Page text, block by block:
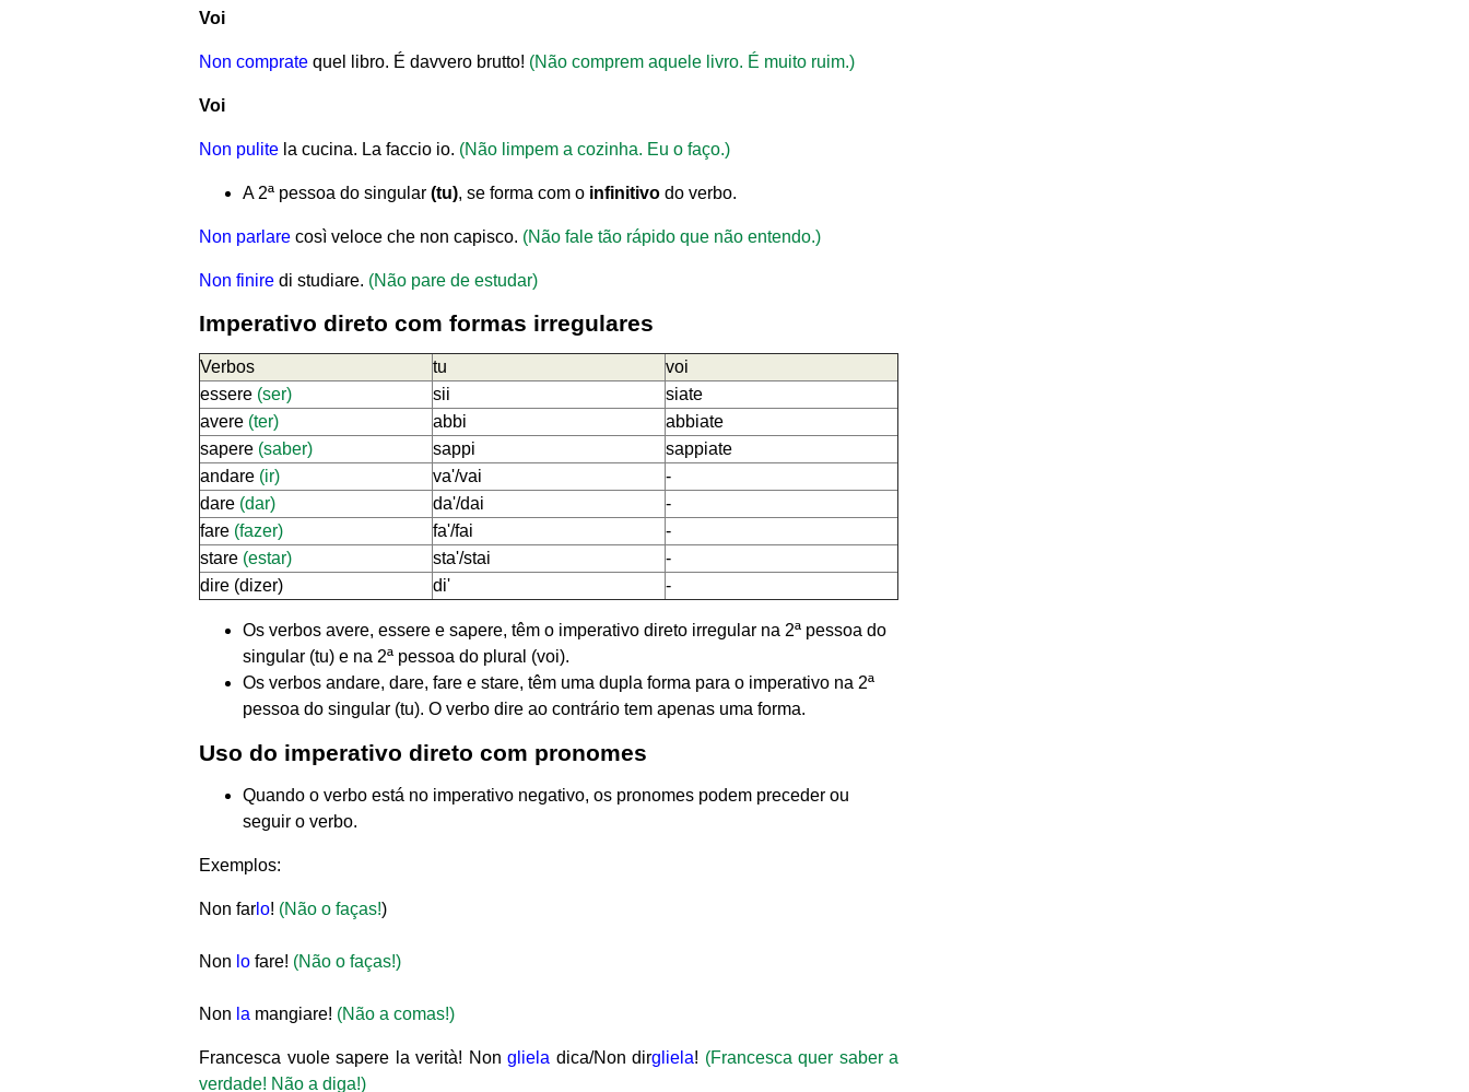
Voi
Non comprate quel libro. É davvero brutto! (Não comprem aquele livro. É muito ruim.)
Voi
Non pulite la cucina. La faccio io. (Não limpem a cozinha. Eu o faço.)
A 2ª pessoa do singular (tu), se forma com o infinitivo do verbo.
Non parlare così veloce che non capisco. (Não fale tão rápido que não entendo.)
Non finire di studiare. (Não pare de estudar)
Imperativo direto com formas irregulares
Verbos tu
voi
essere (ser) sii
siate
avere (ter) abbi
abbiate
sapere (saber) sappi
sappiate
andare (ir) va'/vai
-
dare (dar) da'/dai
-
fare (fazer) fa'/fai
-
stare (estar) sta'/stai
-
dire (dizer)
di' -
Os verbos avere, essere e sapere, têm o imperativo direto irregular na 2ª pessoa do
singular (tu) e na 2ª pessoa do plural (voi).
Os verbos andare, dare, fare e stare, têm uma dupla forma para o imperativo na 2ª
pessoa do singular (tu). O verbo dire ao contrário tem apenas uma forma.
Uso do imperativo direto com pronomes
Quando o verbo está no imperativo negativo, os pronomes podem preceder ou
seguir o verbo.
Exemplos:
Non far lo! (Não o faças!)
Non lo fare! (Não o faças!)
Non la mangiare! (Não a comas!)
Francesca vuole sapere la verità! Non gliela dica/Non dirgliela! (Francesca quer saber a
verdade! Não a diga!)